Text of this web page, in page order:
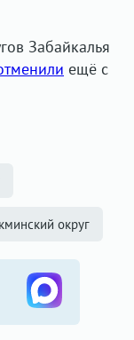
Забайкалья
ещё с
округ